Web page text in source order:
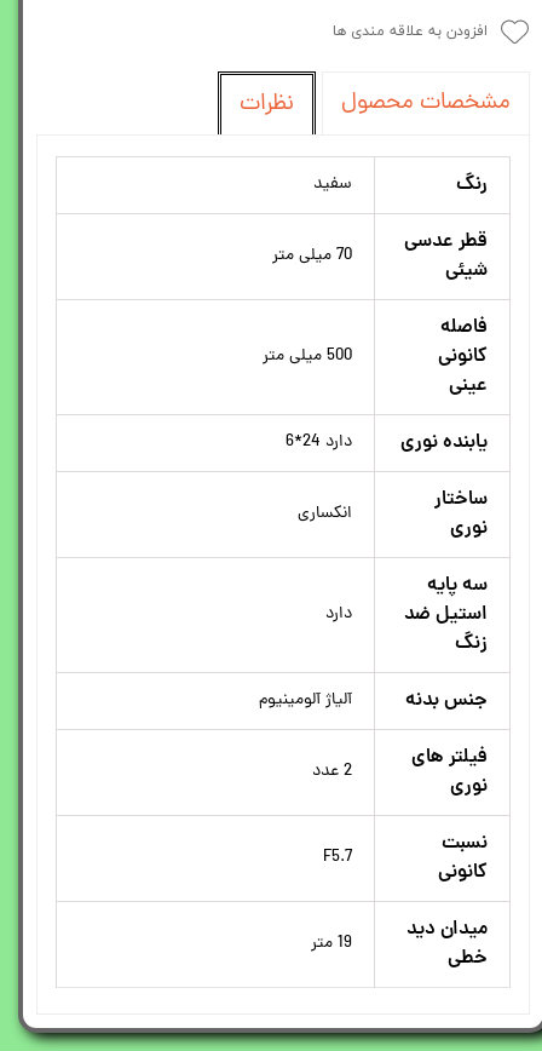
افزودن به علاقه مندی ها
مشخصات محصول نظرات
رنگ سفید
قطر عدسی
شیئی
70 میلی متر
فاصله
کانونی
عینی
500 میلی متر
یابنده نوری دارد 24*6
ساختار
نوری
انکساری
سه پایه
استیل ضد
زنگ
دارد
جنس بدنه آلیاژ آلومینیوم
فیلتر های
نوری
2 عدد
نسبت
کانونی
F5.7
میدان دید
خطی
19 متر